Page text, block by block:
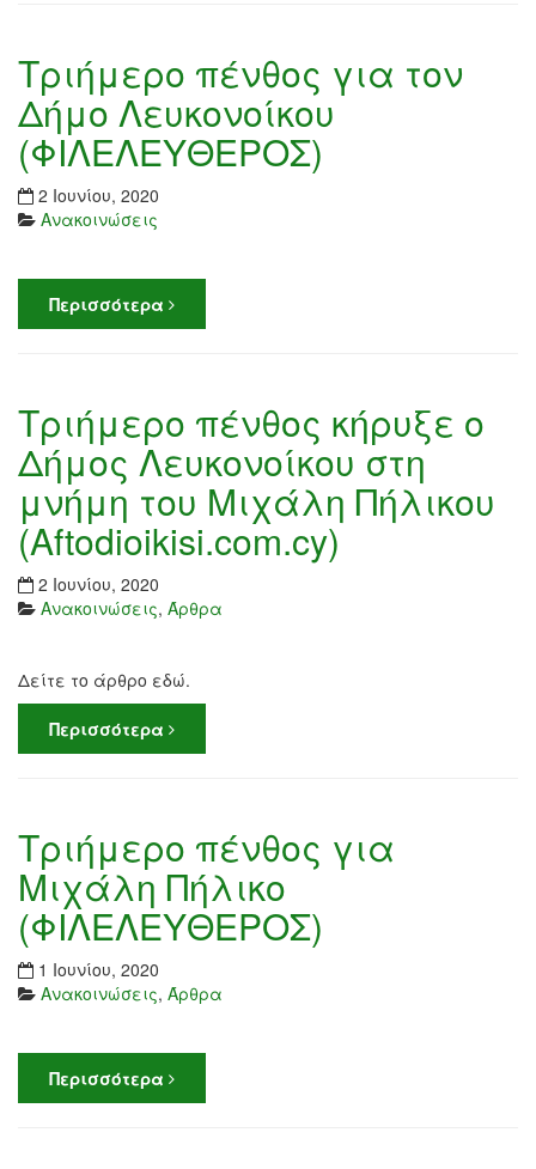
Τριήμερο πένθος για τον
Δήμο Λευκονοίκου
(ΦΙΛΕΛΕΥΘΕΡΟΣ)
2 Ιουνίου, 2020
Ανακοινώσεις
Περισσότερα
Τριήμερο πένθος κήρυξε ο
Δήμος Λευκονοίκου στη
μνήμη του Μιχάλη Πήλικου
(Aftodioikisi.com.cy)
2 Ιουνίου, 2020
Ανακοινώσεις, Άρθρα
Δείτε το άρθρο εδώ.
Περισσότερα
Τριήμερο πένθος για
Μιχάλη Πήλικο
(ΦΙΛΕΛΕΥΘΕΡΟΣ)
1 Ιουνίου, 2020
Ανακοινώσεις, Άρθρα
Περισσότερα